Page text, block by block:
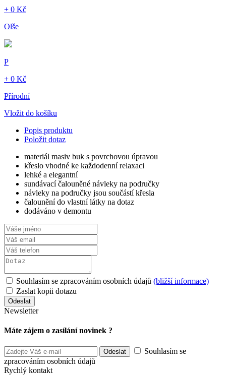
+ 0 Kč
Olše
P
+ 0 Kč
Přírodní
Vložit do košíku
Popis produktu
Položit dotaz
materiál masiv buk s povrchovou úpravou
křeslo vhodné ke každodenní relaxaci
lehké a elegantní
sundávací čalouněné návleky na područky
návleky na područky jsou součástí křesla
čalounění do vlastní látky na dotaz
dodáváno v demontu
Souhlasím se zpracováním osobních údajů (bližší informace)
Zaslat kopii dotazu
Newsletter
Máte zájem o zasílání novinek ?
Souhlasím se
zpracováním osobních údajů
Rychlý kontakt